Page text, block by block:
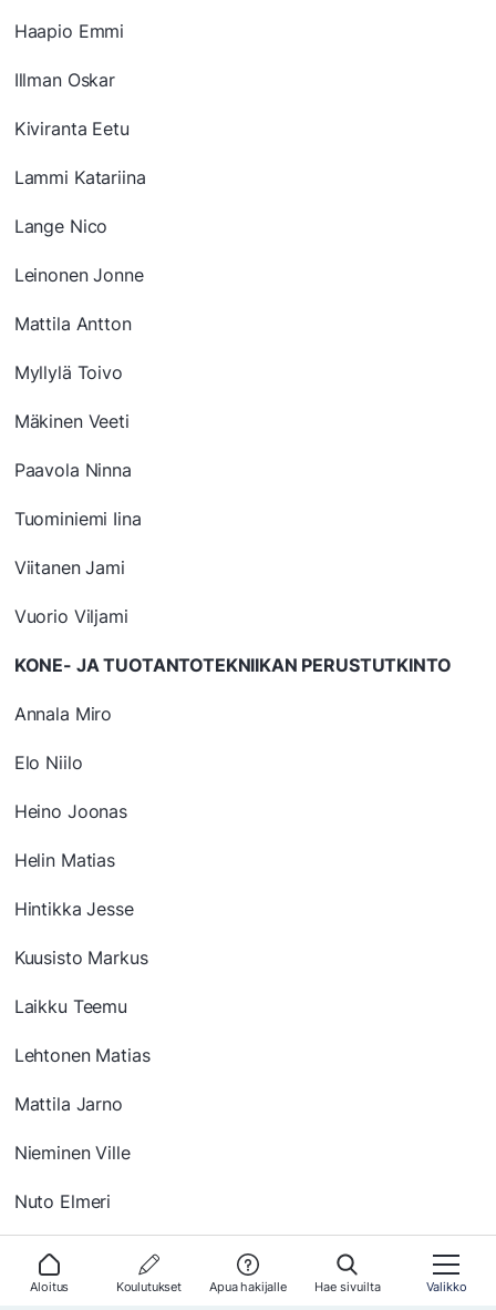
Aloitus Koulutukset Apua hakijalle Hae sivuilta Valikko
Haapio Emmi
Illman Oskar
Kiviranta Eetu
Lammi Katariina
Lange Nico
Leinonen Jonne
Mattila Antton
Myllylä Toivo
Mäkinen Veeti
Paavola Ninna
Tuominiemi Iina
Viitanen Jami
Vuorio Viljami
KONE- JA TUOTANTOTEKNIIKAN PERUSTUTKINTO
Annala Miro
Elo Niilo
Heino Joonas
Helin Matias
Hintikka Jesse
Kuusisto Markus
Laikku Teemu
Lehtonen Matias
Mattila Jarno
Nieminen Ville
Nuto Elmeri
Pere Juho